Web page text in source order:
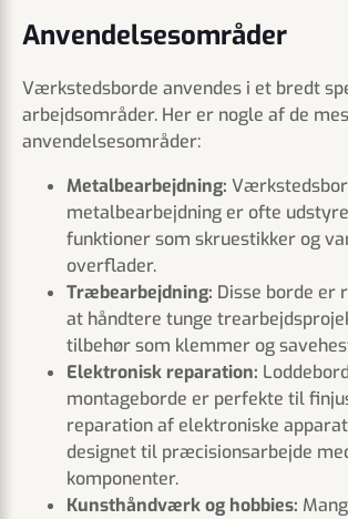
Anvendelsesområder
Værkstedsborde anvendes i et bredt
arbejdsområder. Her er nogle af de
anvendelsesområder:
Metalbearbejdning:
metalbearbejdning er ofte
funktioner som skruestikker og
overflader.
Træbearbejdning: Disse borde er
at håndtere tunge
tilbehør som klemmer og
Elektronisk reparation:
montageborde er perfekte til
reparation af elektroniske
designet til præcisionsarbejde
komponenter.
Kunsthåndværk og hobbies: